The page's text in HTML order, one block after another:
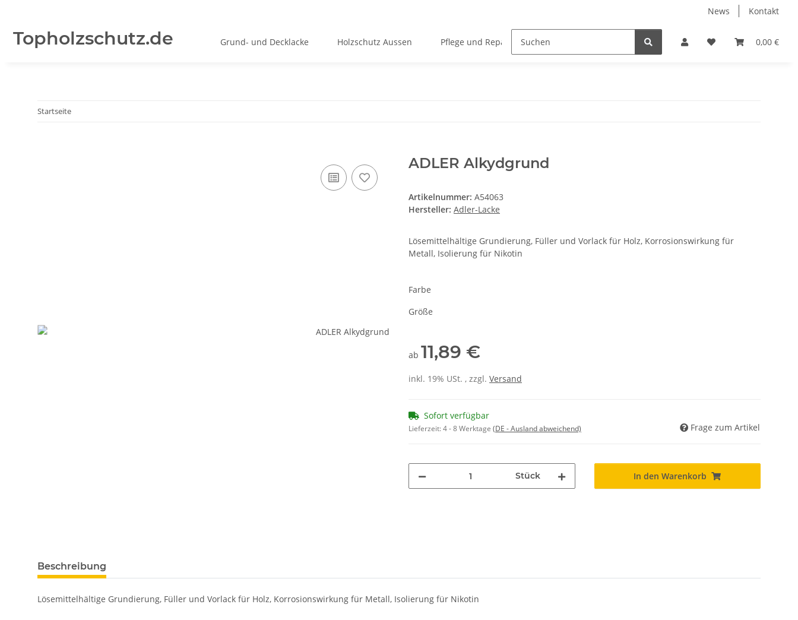
News Kontakt
Topholzschutz.de 0,00 €
Grund- und Decklacke Holzschutz Aussen Pflege und Reparatur Wachse, Öle, Innenlasuren Zubehör
Startseite
ADLER Alkydgrund
Artikelnummer: A54063
Hersteller: Adler-Lacke
Lösemittelhältige Grundierung, Füller und Vorlack für Holz, Korrosionswirkung für
Metall, Isolierung für Nikotin
Farbe
Größe
ab 11,89 €
inkl. 19% USt. , zzgl. Versand
Sofort verfügbar
Lieferzeit:4 - 8 Werktage (DE - Ausland abweichend) Frage zum Artikel
Stück In den Warenkorb
weitere Registerkarten anzeigen
Beschreibung
Lösemittelhältige Grundierung, Füller und Vorlack für Holz, Korrosionswirkung für Metall, Isolierung für Nikotin